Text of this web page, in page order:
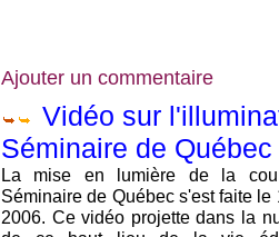
Ajouter un commentaire
Vidéo sur
Séminaire de Québec
La mise en lumière de la
Séminaire de Québec s'est faite le
2006. Ce vidéo projette dans la